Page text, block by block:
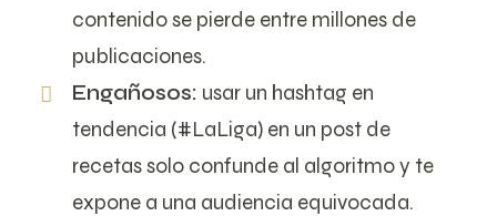
contenido se pierde entre millones de
publicaciones.
Engañosos: usar un hashtag en
tendencia (#LaLiga) en un post de
recetas solo confunde al algoritmo y te
expone a una audiencia equivocada.